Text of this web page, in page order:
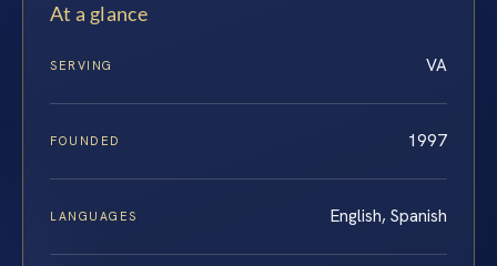
At a glance
SERVING VA
FOUNDED 1997
LANGUAGES English, Spanish